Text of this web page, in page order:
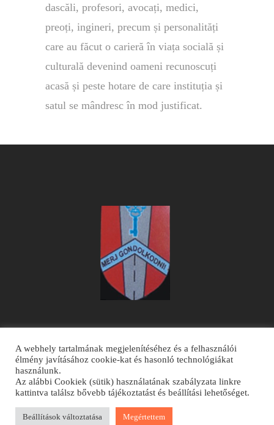
dascăli, profesori, avocați, medici,
preoți, ingineri, precum și personalități
care au făcut o carieră în viața socială și
culturală devenind oameni recunoscuți
acasă și peste hotare de care instituția și
satul se mândresc în mod justificat.
© Derzsiiskola.ro
A webhely tartalmának megjelenítéséhez és a felhasználói
élmény javításához cookie-kat és hasonló technológiákat
használunk.
Az alábbi Cookiek (sütik) használatának szabályzata linkre
kattintva találsz bővebb tájékoztatást és beállítási lehetőséget.
Beállítások változtatása Megértettem